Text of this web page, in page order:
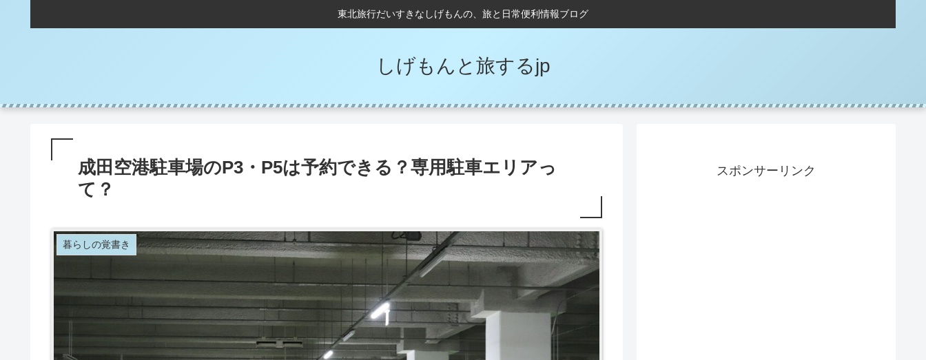
東北旅行だいすきなしげもんの、旅と日常便利情報ブログ
しげもんと旅するjp
成田空港駐車場のP3・P5は予約できる？専用駐車エリアっ
て？
暮らしの覚書き
スポンサーリンク